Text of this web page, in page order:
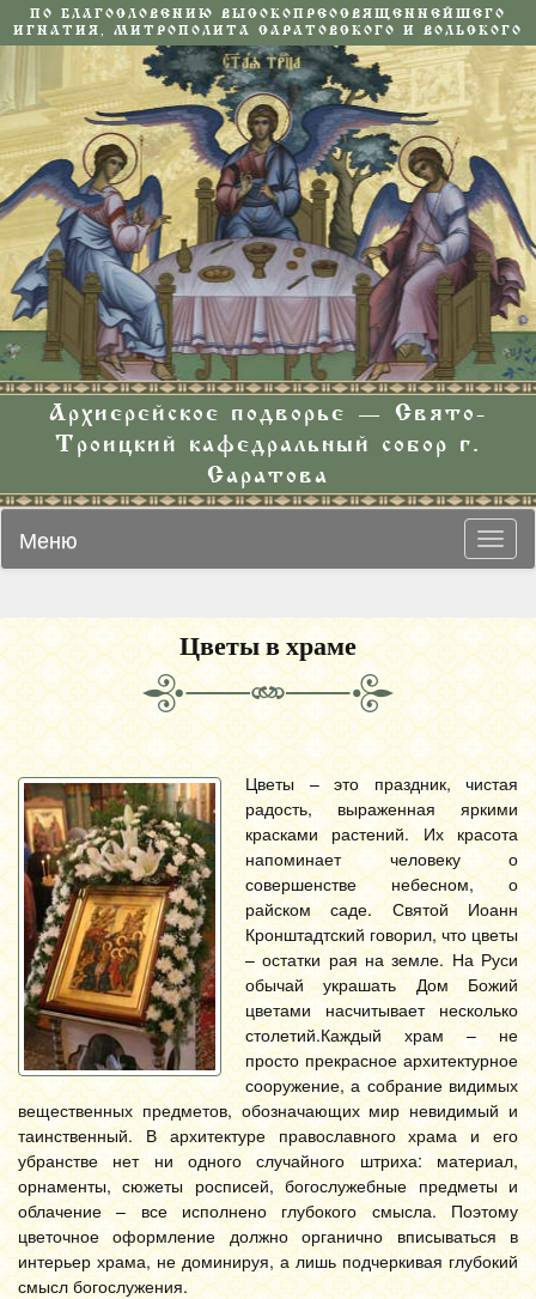
ПО БЛАГОСЛОВЕНИЮ ВЫСОКОПРЕОСВЯЩЕННЕЙШЕГО
ИГНАТИЯ, МИТРОПОЛИТА САРАТОВСКОГО И ВОЛЬСКОГО
Архиерейское подворье — Свято-
Троицкий кафедральный собор г.
Саратова
Меню
Цветы в храме
Цветы – это праздник, чистая
радость, выраженная яркими
красками растений. Их красота
напоминает человеку о
совершенстве небесном, о
райском саде. Святой Иоанн
Кронштадтский говорил, что цветы
– остатки рая на земле. На Руси
обычай украшать Дом Божий
цветами насчитывает несколько
столетий.Каждый храм – не
просто прекрасное архитектурное
сооружение, а собрание видимых
вещественных предметов, обозначающих мир невидимый и
таинственный. В архитектуре православного храма и его
убранстве нет ни одного случайного штриха: материал,
орнаменты, сюжеты росписей, богослужебные предметы и
облачение – все исполнено глубокого смысла. Поэтому
цветочное оформление должно органично вписываться в
интерьер храма, не доминируя, а лишь подчеркивая глубокий
смысл богослужения.